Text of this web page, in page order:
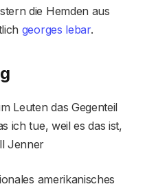
die Hemden aus
georges lebar.
Leuten das Gegenteil
ich tue, weil es das ist,
Jenner
amerikanisches